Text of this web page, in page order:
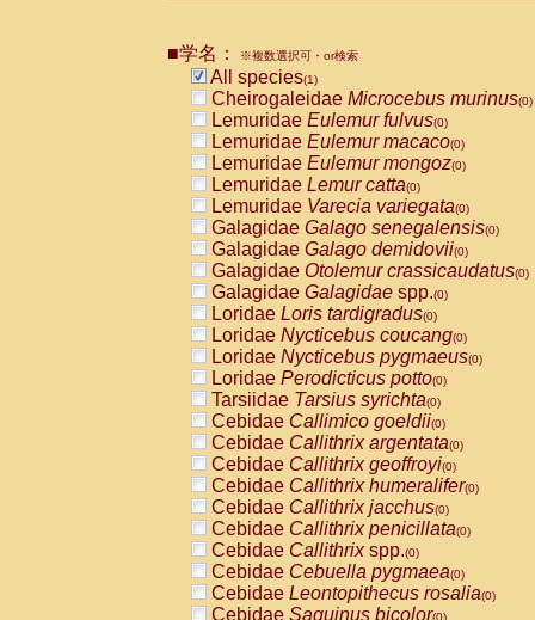
CebidaeCebus nigrivittatus
CebidaeCebus
CebidaeSaimiri boliviensis(0)
CebidaeSaimiri sciureus(0)
AtelidaeAlouatta caraya(0)
AtelidaeAlouatta fusca(0)
AtelidaeAlouatta seniculus
AtelidaeAlouattaspp.(0)
AtelidaeAteles belzebuth(0)
AtelidaeAteles geoffroyi(0)
AtelidaeAteles paniscus(0)
AtelidaeAtelesspp.(0)
Atelidae Lagothrix lagothricha
AtelidaeLagothrix lagothricha cana
PitheciidaeCacajao calvus
PitheciidaeCallicebus cupreus
PitheciidaeCallicebus donacophilus
PitheciidaeCallicebus moloch
PitheciidaeCallicebus torquatus
PitheciidaeCallicebusspp.(0)
PitheciidaeChiropotes satanas(0)
PitheciidaePithecia monachus
PitheciidaePithecia pithecia(0)
CercopithecidaeCercocebus agilis
CercopithecidaeCercocebus
CercopithecidaeCercocebus
CercopithecidaeCercocebus
■学名： ※複数選択可・or検索
All species(1)
Cheirogaleidae Microcebus murinus(0)
Lemuridae Eulemur fulvus(0)
Lemuridae Eulemur macaco(0)
Lemuridae Eulemur mongoz(0)
Lemuridae Lemur catta(0)
Lemuridae Varecia variegata(0)
Galagidae Galago senegalensis(0)
Galagidae Galago demidovii(0)
Galagidae Otolemur crassicaudatus(0)
Galagidae Galagidae spp.(0)
Loridae Loris tardigradus(0)
Loridae Nycticebus coucang(0)
Loridae Nycticebus pygmaeus(0)
Loridae Perodicticus potto(0)
Tarsiidae Tarsius syrichta(0)
Cebidae Callimico goeldii(0)
Cebidae Callithrix argentata(0)
Cebidae Callithrix geoffroyi(0)
Cebidae Callithrix humeralifer(0)
Cebidae Callithrix jacchus(0)
Cebidae Callithrix penicillata(0)
Cebidae Callithrixspp.(0)
Cebidae Cebuella pygmaea(0)
Cebidae Leontopithecus rosalia(0)
Cebidae Saguinus bicolor(0)